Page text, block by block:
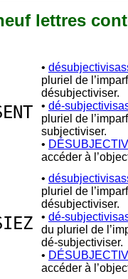
lettres
•
pluriel de
désubjectiviser.
• dé-
pluriel de
subjectiviser.
•
accéder à
•
pluriel de
désubjectiviser.
• dé-
du pluriel de
dé-subjectiviser.
•
accéder à